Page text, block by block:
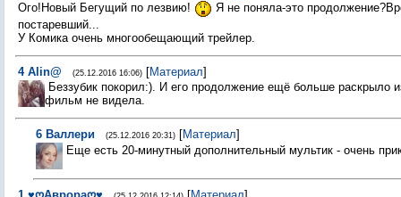
Ого!Новый Бегущий по лезвию!
Я не поняла-это
постаревший...
У Комика очень многообещающий трейлер.
4 Alin@ (25.12.2016 16:06) [Материал]
Беззубик покорил:). И его продолжение ещё больше раскрыло
фильм не видела.
6 Валлери (25.12.2016 20:31) [Материал]
Еще есть 20-минутный дополнительный мультик - очень